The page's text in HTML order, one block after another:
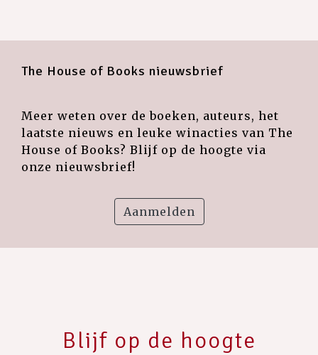
The House of Books nieuwsbrief
Meer weten over de boeken, auteurs, het
laatste nieuws en leuke winacties van The
House of Books? Blijf op de hoogte via
onze nieuwsbrief!
Aanmelden
Blijf op de hoogte